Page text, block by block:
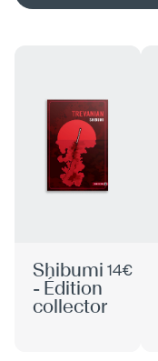
Shibumi
- Édition
collector
14€